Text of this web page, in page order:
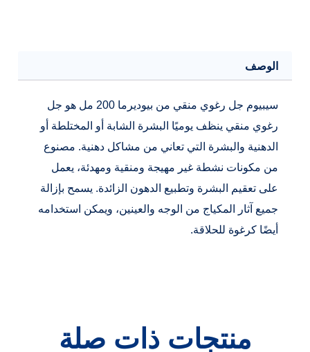
الوصف
سيبيوم جل رغوي منقي من بيوديرما 200 مل هو جل
رغوي منقي ينظف يوميًا البشرة الشابة أو المختلطة أو
الدهنية والبشرة التي تعاني من مشاكل دهنية. مصنوع
من مكونات نشطة غير مهيجة ومنقية ومهدئة، يعمل
على تعقيم البشرة وتطبيع الدهون الزائدة. يسمح بإزالة
جميع آثار المكياج من الوجه والعينين، ويمكن استخدامه
أيضًا كرغوة للحلاقة.
منتجات ذات صلة